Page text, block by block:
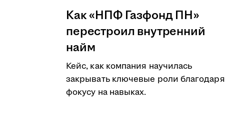
Как «НПФ Газфонд ПН»
перестроил внутренний
найм
Кейс, как компания научилась
закрывать ключевые роли благодаря
фокусу на навыках.